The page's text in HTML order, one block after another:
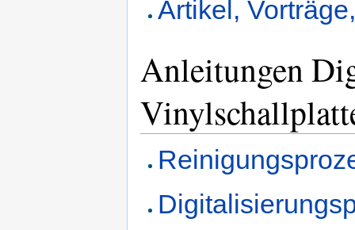
Artikel,
Anleitungen